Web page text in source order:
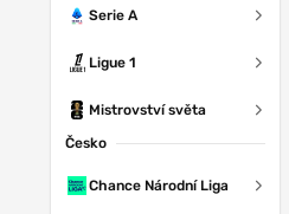
Serie A
Ligue 1
Mistrovství světa
Česko
Chance Národní Liga